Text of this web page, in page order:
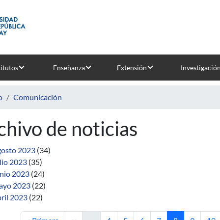
Enseñanza Extensión Investigación
Comunicación
de noticias
2023 (34)
2023 (35)
2023 (24)
2023 (22)
2023 (22)